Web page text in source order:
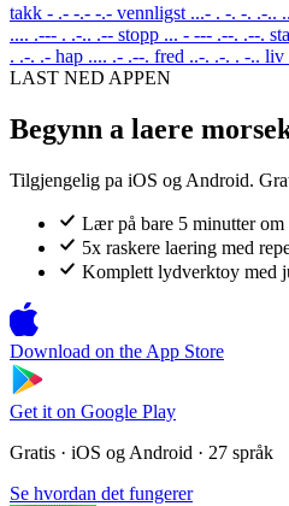
takk - .- -.- -.- vennligst ...- . -. -. .-.. ..
.... .--- . .-.. .-- stopp ... - --- .--. .--.
. .-. .- hap .... .- .--. fred ..-. .-. . -.. liv
LAST NED APPEN
Begynn a laere
Tilgjengelig pa iOS og Android.
Lær på bare 5 minutter om
5x raskere laering med
Komplett lydverktoy med
Download on the App Store
Get it on Google Play
Gratis · iOS og Android · 27 språk
Se hvordan det fungerer